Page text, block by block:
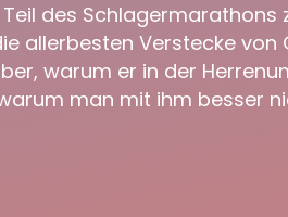
des Schlagermarathons
allerbesten Verstecke von
warum er in der
man mit ihm besser